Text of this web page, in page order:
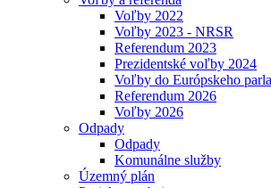
Voľby 2022
Voľby 2023 - NRSR
Referendum 2023
Prezidentské voľby 2024
Voľby do Európskeho
Referendum 2026
Voľby 2026
Odpady
Odpady
Komunálne služby
Územný plán